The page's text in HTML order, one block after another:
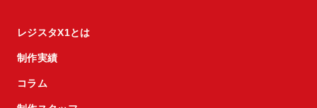
レジスタX1とは
制作実績
コラム